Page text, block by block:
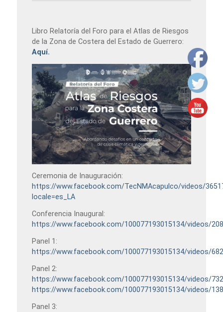
Libro Relatoría del Foro para el Atlas de Riesgos
de la Zona de Costera del Estado de Guerrero:
Aquí.
Ceremonia de Inauguración:
https://www.facebook.com/TecNMAcapulco/videos/
locale=es_LA
Conferencia Inaugural:
https://www.facebook.com/100077193015134/videos/
Panel 1:
https://www.facebook.com/100077193015134/videos/
Panel 2:
https://www.facebook.com/100077193015134/videos/
https://www.facebook.com/100077193015134/videos/
Panel 3: